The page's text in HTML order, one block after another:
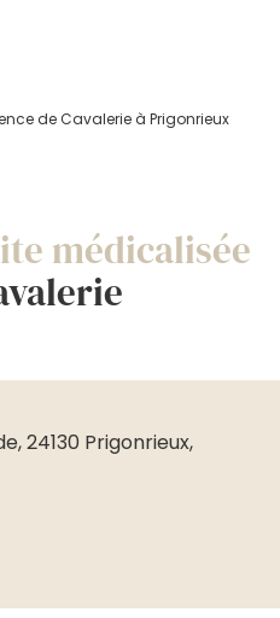
de Cavalerie à Prigonrieux
médicalisée
24130 Prigonrieux,